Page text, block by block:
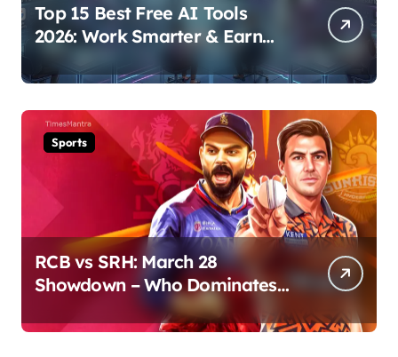
Top 15 Best Free AI Tools
2026: Work Smarter & Earn
Online
Sports
RCB vs SRH: March 28
Showdown – Who Dominates